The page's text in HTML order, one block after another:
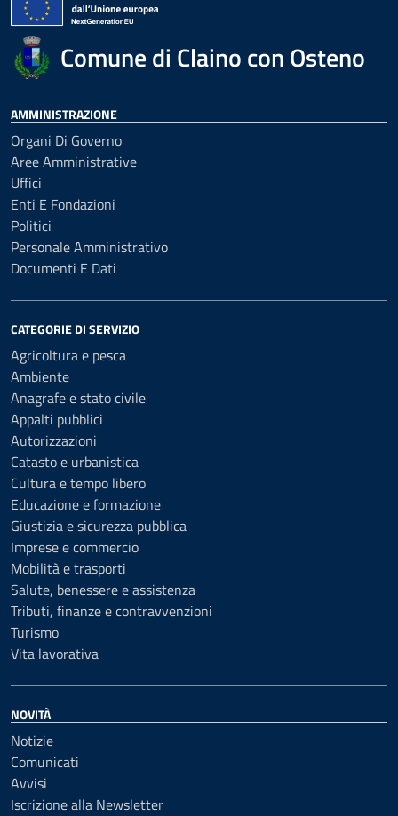
Comune di Claino con Osteno
AMMINISTRAZIONE
Organi Di Governo
Aree Amministrative
Uffici
Enti E Fondazioni
Politici
Personale Amministrativo
Documenti E Dati
CATEGORIE DI SERVIZIO
Agricoltura e pesca
Ambiente
Anagrafe e stato civile
Appalti pubblici
Autorizzazioni
Catasto e urbanistica
Cultura e tempo libero
Educazione e formazione
Giustizia e sicurezza pubblica
Imprese e commercio
Mobilità e trasporti
Salute, benessere e assistenza
Tributi, finanze e contravvenzioni
Turismo
Vita lavorativa
NOVITÀ
Notizie
Comunicati
Avvisi
Iscrizione alla Newsletter